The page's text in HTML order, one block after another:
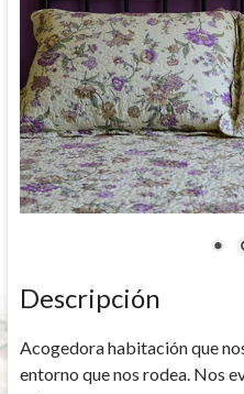
Descripción
Acogedora habitación que
entorno que nos rodea. Nos